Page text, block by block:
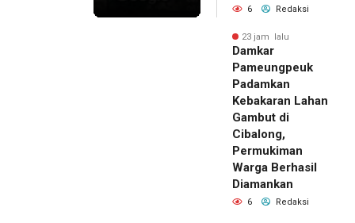
6 Redaksi
23 jam lalu
Damkar
Pameungpeuk
Padamkan
Kebakaran Lahan
Gambut di
Cibalong,
Permukiman
Warga Berhasil
Diamankan
6 Redaksi